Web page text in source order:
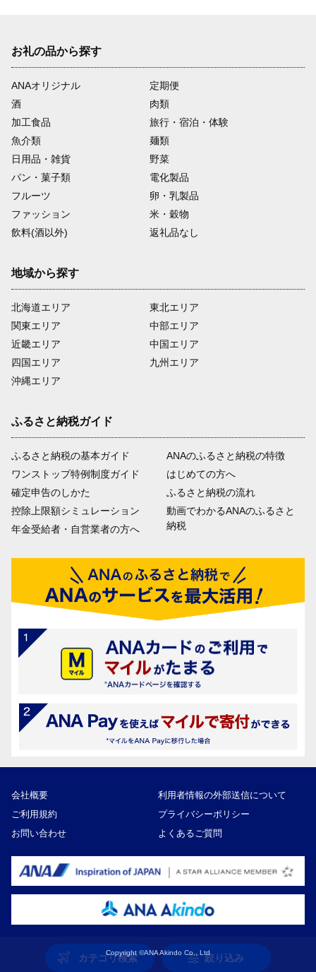
カテゴリ検索 絞り込み
お礼の品から探す
ANAオリジナル
定期便
酒
肉類
加工食品
旅行・宿泊・体験
魚介類
麺類
日用品・雑貨
野菜
パン・菓子類
電化製品
フルーツ
卵・乳製品
ファッション
米・穀物
飲料(酒以外)
返礼品なし
地域から探す
北海道エリア
関東エリア
近畿エリア
四国エリア
沖縄エリア
東北エリア
中部エリア
中国エリア
九州エリア
ふるさと納税ガイド
ふるさと納税の基本ガイド
ワンストップ特例制度ガイド
確定申告のしかた
控除上限額シミュレーション
年金受給者・自営業者の方へ
ANAのふるさと納税の特徴
はじめての方へ
ふるさと納税の流れ
動画でわかるANAのふるさと
納税
会社概要
利用者情報の外部送信について
ご利用規約
プライバシーポリシー
お問い合わせ
よくあるご質問
Copyright ©ANA Akindo Co., Ltd